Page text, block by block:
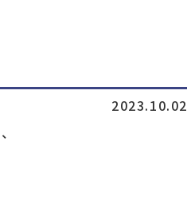
2023.10.02